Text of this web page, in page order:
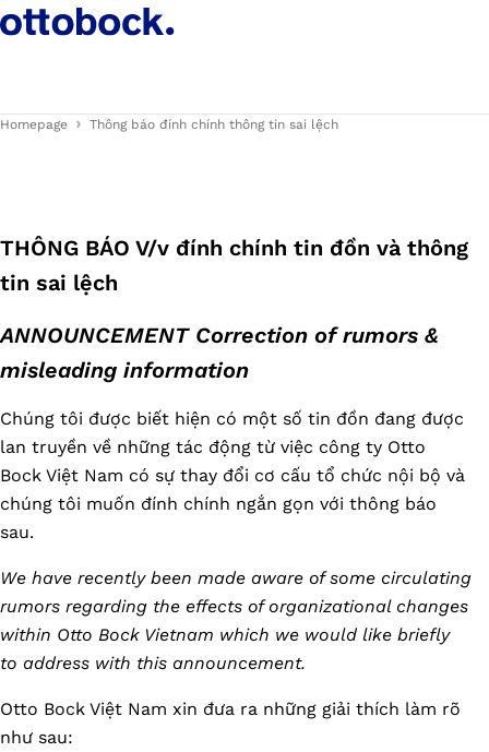
Homepage Thông báo đính chính thông tin sai lệch
THÔNG BÁO V/v đính chính tin đồn và thông
tin sai lệch
ANNOUNCEMENT Correction of rumors &
misleading information
Chúng tôi được biết hiện có một số tin đồn đang được
lan truyền về những tác động từ việc công ty Otto
Bock Việt Nam có sự thay đổi cơ cấu tổ chức nội bộ và
chúng tôi muốn đính chính ngắn gọn với thông báo
sau.
We have recently been made aware of some circulating
rumors regarding the effects of organizational changes
within Otto Bock Vietnam which we would like briefly
to address with this announcement.
Otto Bock Việt Nam xin đưa ra những giải thích làm rõ
như sau: